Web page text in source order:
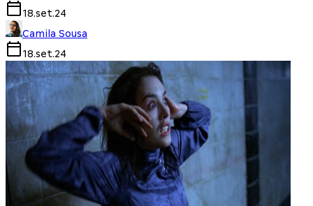
18.set.24
Camila Sousa
18.set.24